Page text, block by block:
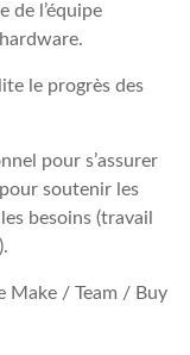
de l’équipe
le progrès des
pour s’assurer
soutenir les
besoins (travail
Make / Team / Buy